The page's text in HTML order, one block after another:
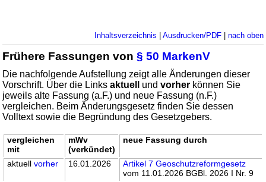
Inhaltsverzeichnis Ausdrucken/PDF| nach oben
Frühere Fassungen von§ 50 MarkenV
Die nachfolgende Aufstellung zeigt alle Änderungen dieser
Vorschrift. Über die Linksaktuell undvorher können Sie
jeweils alte Fassung (a.F.) und neue Fassung (n.F.)
vergleichen. Beim Änderungsgesetz finden Sie dessen
Volltext sowie die Begründung des Gesetzgebers.
vergleichen
mit
mWv
(verkündet)
neue Fassung durch
aktuellvorher 16.01.2026
Artikel 7 Geoschutzreformgesetz
vom 11.01.2026 BGBl. 2026 I Nr. 9